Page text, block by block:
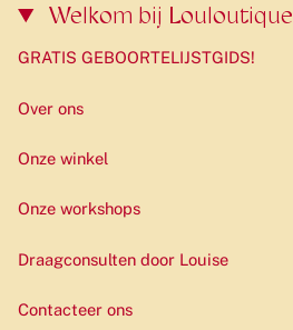
Welkom bij Louloutique
GRATIS GEBOORTELIJSTGIDS!
Over ons
Onze winkel
Onze workshops
Draagconsulten door Louise
Contacteer ons